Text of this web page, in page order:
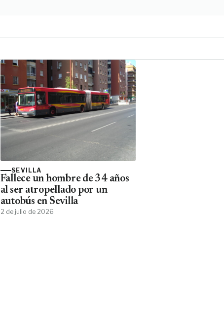
SEVILLA
Fallece un hombre de 34 años
al ser atropellado por un
autobús en Sevilla
2 de julio de 2026